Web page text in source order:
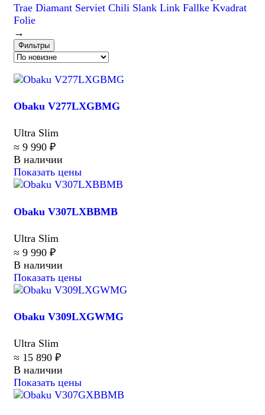
Trae Diamant Serviet Chili Slank Link Fallke Kvadrat
Folie
→
Фильтры
Obaku V277LXGBMG
Ultra Slim
≈ 9 990 ₽
В наличии
Показать цены
Obaku V307LXBBMB
Ultra Slim
≈ 9 990 ₽
В наличии
Показать цены
Obaku V309LXGWMG
Ultra Slim
≈ 15 890 ₽
В наличии
Показать цены